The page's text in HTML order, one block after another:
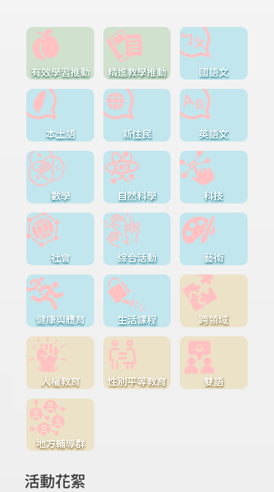
有效學習推動 精進教學推動 國語文
本土語 新住民 英語文
數學 自然科學 科技
社會 綜合活動 藝術
健康與體育 生活課程 跨領域
人權教育 性別平等教育 雙語
地方輔導群
活動花絮